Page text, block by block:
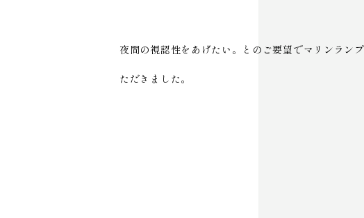
夜間の視認性をあげたい。とのご要望でマリンラン
ただきました。